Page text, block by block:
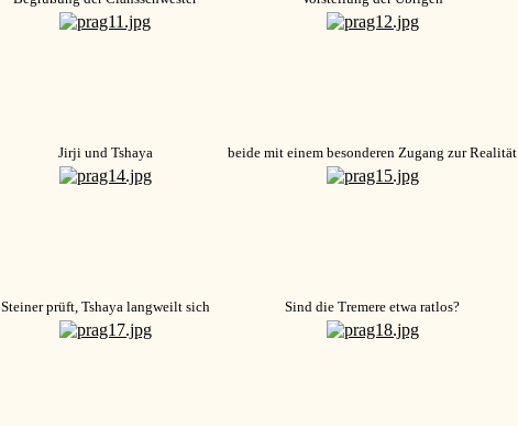
Jirji und Tshaya beide mit einem besonderen Zugang zur Realität
Steiner prüft, Tshaya langweilt sich Sind die Tremere etwa ratlos?